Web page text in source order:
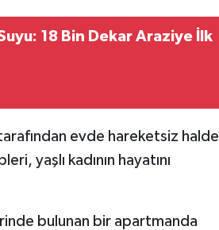
18 Bin Dekar Araziye İlk
evde hareketsiz halde
yaşlı kadının hayatını
bulunan bir apartmanda